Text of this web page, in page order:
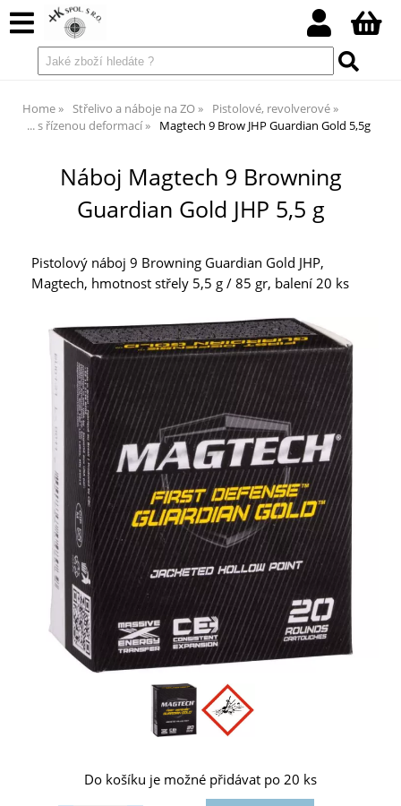
Home Střelivo a náboje na ZO
Pistolové, revolverové
... s řízenou deformací
Magtech 9 Brow JHP Guardian Gold 5,5g
Náboj Magtech 9 Browning
Guardian Gold JHP 5,5 g
Pistolový náboj 9 Browning Guardian Gold JHP,
Magtech, hmotnost střely 5,5 g / 85 gr, balení 20 ks
Do košíku je možné přidávat po 20 ks